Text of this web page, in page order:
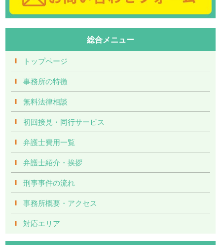
総合メニュー
トップページ
事務所の特徴
無料法律相談
初回接見・同行サービス
弁護士費用一覧
弁護士紹介・挨拶
刑事事件の流れ
事務所概要・アクセス
対応エリア